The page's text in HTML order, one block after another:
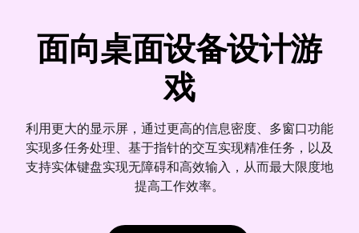
面向桌面设备设计游
戏
利用更大的显示屏，通过更高的信息密度、多窗口功能
实现多任务处理、基于指针的交互实现精准任务，以及
支持实体键盘实现无障碍和高效输入，从而最大限度地
提高工作效率。